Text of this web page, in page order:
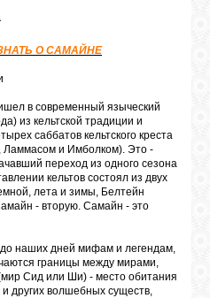
О САМАЙНЕ
в современный языческий
из кельтской традиции и
саббатов кельтского креста
Ламмасом и Имболком). Это -
переход из одного сезона
кельтов состоял из двух
лета и зимы, Белтейн
- вторую. Самайн - это
наших дней мифам и легендам,
границы между мирами,
Сид или Ши) - место обитания
и других волшебных существ,